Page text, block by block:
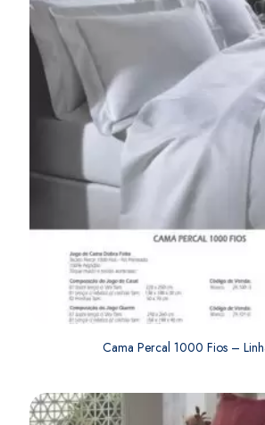
Cama Percal 1000 Fios –